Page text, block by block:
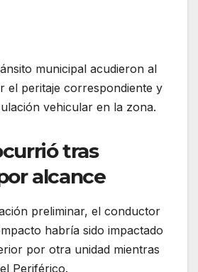
municipal acudieron al
el peritaje correspondiente y
vehicular en la zona.
tras
alcance
preliminar, el conductor
habría sido impactado
por otra unidad mientras
Periférico.